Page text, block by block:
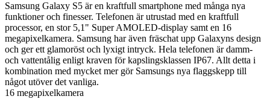
Samsung Galaxy S5 är en kraftfull smartphone med många nya
funktioner och finesser. Telefonen är utrustad med en kraftfull
processor, en stor 5,1" Super AMOLED-display samt en 16
megapixelkamera. Samsung har även fräschat upp Galaxyns design
och ger ett glamoröst och lyxigt intryck. Hela telefonen är damm-
och vattentålig enligt kraven för kapslingsklassen IP67. Allt detta i
kombination med mycket mer gör Samsungs nya flaggskepp till
något utöver det vanliga.
16 megapixelkamera